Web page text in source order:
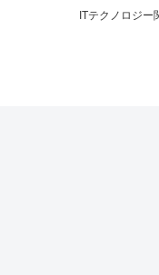
ITテクノロジ